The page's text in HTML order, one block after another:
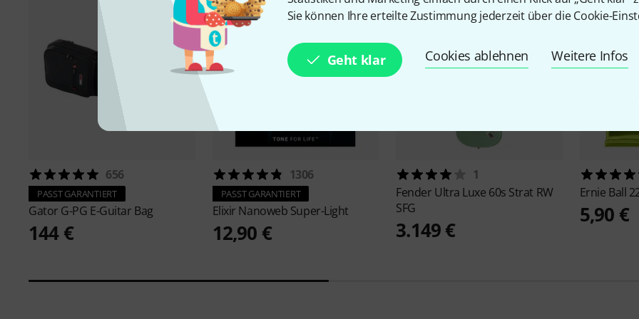
Sie können Ihre erteilte Zustimmung jederzeit über die Cookie-
Geht klar Cookies ablehnen Weitere Infos
656
PASST GARANTIERT
Gator G-PG E-Guitar Bag
144 €
1306
PASST GARANTIERT
Elixir Nanoweb Super-Light
12,90 €
1
Fender Ultra Luxe 60s Strat RW
SFG
3.149 €
Ernie Ball
5,90 €